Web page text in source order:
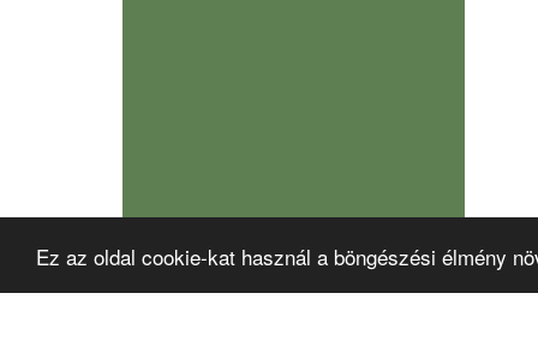
Ez az oldal cookie-kat használ a böngészési élmény